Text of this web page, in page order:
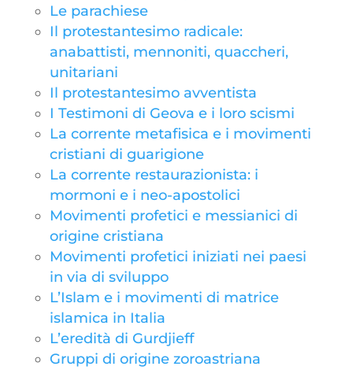
Le parachiese
Il protestantesimo radicale:
anabattisti, mennoniti, quaccheri,
unitariani
Il protestantesimo avventista
I Testimoni di Geova e i loro scismi
La corrente metafisica e i movimenti
cristiani di guarigione
La corrente restaurazionista: i
mormoni e i neo-apostolici
Movimenti profetici e messianici di
origine cristiana
Movimenti profetici iniziati nei paesi
in via di sviluppo
L’Islam e i movimenti di matrice
islamica in Italia
L’eredità di Gurdjieff
Gruppi di origine zoroastriana